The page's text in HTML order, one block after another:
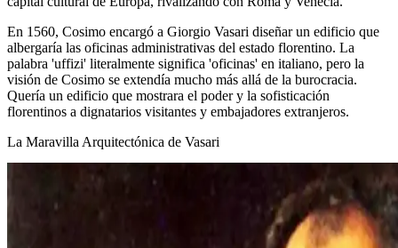
En 1560, Cosimo encargó a Giorgio Vasari diseñar un edificio que
albergaría las oficinas administrativas del estado florentino. La
palabra 'uffizi' literalmente significa 'oficinas' en italiano, pero la
visión de Cosimo se extendía mucho más allá de la burocracia.
Quería un edificio que mostrara el poder y la sofisticación
florentinos a dignatarios visitantes y embajadores extranjeros.
La Maravilla Arquitectónica de Vasari